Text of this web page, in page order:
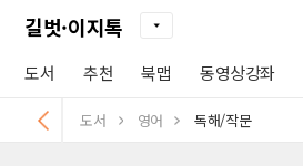
길벗·이지톡
도서 추천 북맵 동영상강좌
도서 영어 독해/작문